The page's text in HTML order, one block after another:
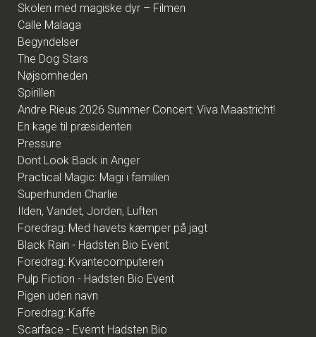
Skolen med magiske dyr – Filmen
Calle Malaga
Begyndelser
The Dog Stars
Nøjsomheden
Spirillen
Andre Rieus 2026 Summer Concert: Viva Maastricht!
En kage til præsidenten
Pressure
Dont Look Back in Anger
Practical Magic: Magi i familien
Superhunden Charlie
Ilden, Vandet, Jorden, Luften
Foredrag: Med havets kæmper på jagt
Black Rain - Hadsten Bio Event
Foredrag: Kvantecomputeren
Pulp Fiction - Hadsten Bio Event
Pigen uden navn
Foredrag: Kaffe
Scarface - Evemt Hadsten Bio